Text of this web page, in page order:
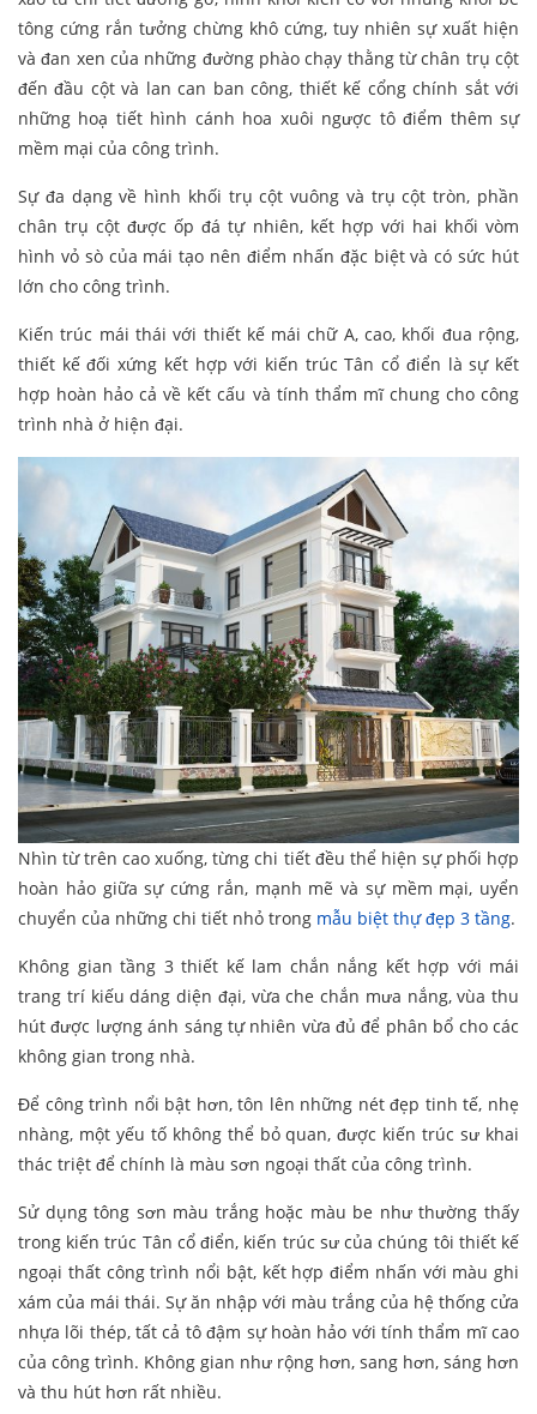
tông cứng rắn tưởng chừng khô cứng, tuy nhiên sự xuất hiện
và đan xen của những đường phào chạy thằng từ chân trụ cột
đến đầu cột và lan can ban công, thiết kế cổng chính sắt với
những hoạ tiết hình cánh hoa xuôi ngược tô điểm thêm sự
mềm mại của công trình.
Sự đa dạng về hình khối trụ cột vuông và trụ cột tròn, phần
chân trụ cột được ốp đá tự nhiên, kết hợp với hai khối vòm
hình vỏ sò của mái tạo nên điểm nhấn đặc biệt và có sức hút
lớn cho công trình.
Kiến trúc mái thái với thiết kế mái chữ A, cao, khối đua rộng,
thiết kế đối xứng kết hợp với kiến trúc Tân cổ điển là sự kết
hợp hoàn hảo cả về kết cấu và tính thẩm mĩ chung cho công
trình nhà ở hiện đại.
Nhìn từ trên cao xuống, từng chi tiết đều thể hiện sự phối hợp
hoàn hảo giữa sự cứng rắn, mạnh mẽ và sự mềm mại, uyển
chuyển của những chi tiết nhỏ trong mẫu biệt thự đẹp 3 tầng.
Không gian tầng 3 thiết kế lam chắn nắng kết hợp với mái
trang trí kiếu dáng diện đại, vừa che chắn mưa nắng, vùa thu
hút được lượng ánh sáng tự nhiên vừa đủ để phân bổ cho các
không gian trong nhà.
Để công trình nổi bật hơn, tôn lên những nét đẹp tinh tế, nhẹ
nhàng, một yếu tố không thể bỏ quan, được kiến trúc sư khai
thác triệt để chính là màu sơn ngoại thất của công trình.
Sử dụng tông sơn màu trắng hoặc màu be như thường thấy
trong kiến trúc Tân cổ điển, kiến trúc sư của chúng tôi thiết kế
ngoại thất công trình nổi bật, kết hợp điểm nhấn với màu ghi
xám của mái thái. Sự ăn nhập với màu trắng của hệ thống cửa
nhựa lõi thép, tất cả tô đậm sự hoàn hảo với tính thẩm mĩ cao
của công trình. Không gian như rộng hơn, sang hơn, sáng hơn
và thu hút hơn rất nhiều.